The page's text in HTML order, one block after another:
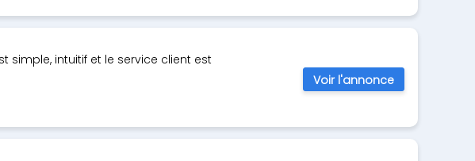
simple, intuitif et le service client est
Voir l'annonce